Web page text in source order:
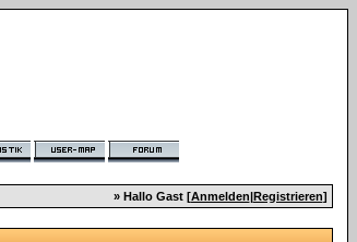
» Hallo Gast [Anmelden|Registrieren]